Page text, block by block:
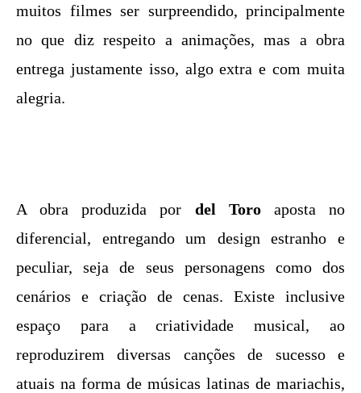
muitos filmes ser surpreendido, principalmente
no que diz respeito a animações, mas a obra
entrega justamente isso, algo extra e com muita
alegria.
A obra produzida por del Toroaposta no
diferencial, entregando um design estranho e
peculiar, seja de seus personagens como dos
cenários e criação de cenas. Existe inclusive
espaço para a criatividade musical, ao
reproduzirem diversas canções de sucesso e
atuais na forma de músicas latinas de mariachis,